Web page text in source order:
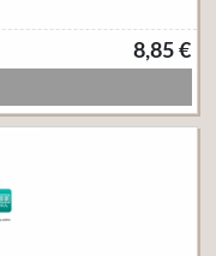
8,85 €